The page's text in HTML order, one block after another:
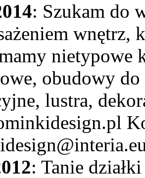
: Szukam do
obudowy
lustra,
: Tanie